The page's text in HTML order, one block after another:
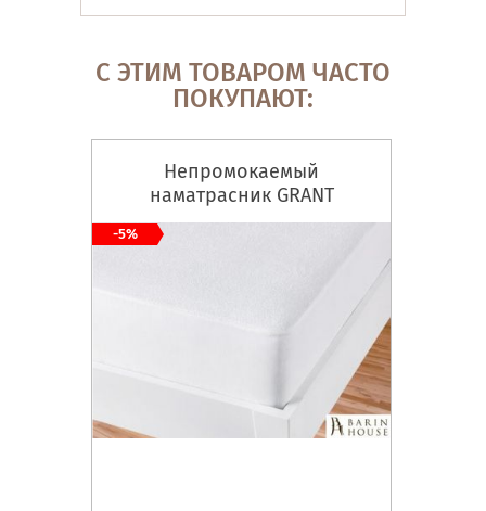
С ЭТИМ ТОВАРОМ ЧАСТО
ПОКУПАЮТ:
Непромокаемый
наматрасник GRANT
натяжной
-5%